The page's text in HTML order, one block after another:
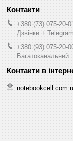
+380 (73) 075-20-
Дзвінки + Telegram
+380 (93) 075-20-
Багатоканальний